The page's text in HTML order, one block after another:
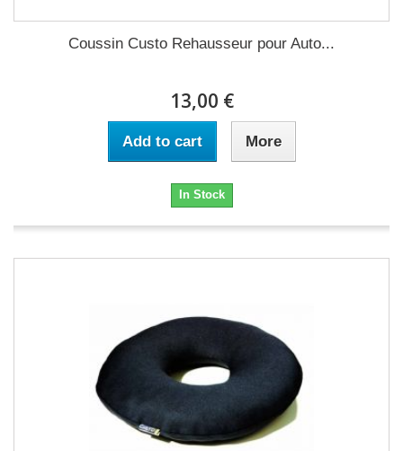
Coussin Custo Rehausseur pour Auto...
13,00 €
Add to cart More
In Stock